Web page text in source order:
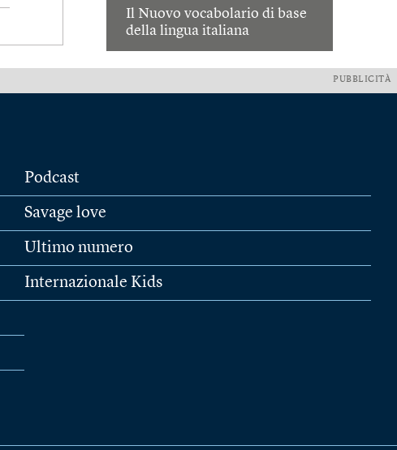
Il Nuovo vocabolario di base
della lingua italiana
PUBBLICITÀ
Podcast
Savage love
Ultimo numero
Internazionale Kids